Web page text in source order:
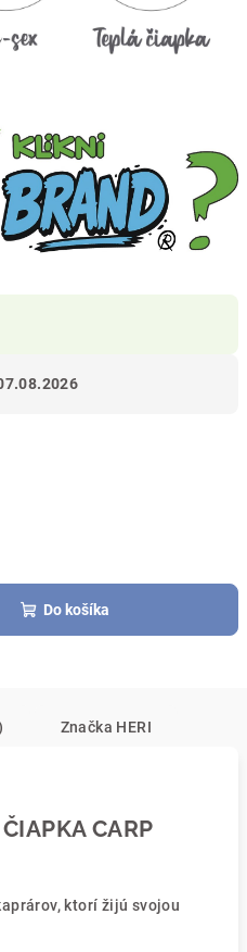
Do košíka
Značka HERI
CARP
ktorí žijú svojou